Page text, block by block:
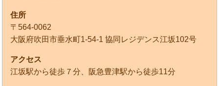
住所
〒564-0062
大阪府吹田市垂水町1-54-1 協同レジデンス江坂102号
アクセス
江坂駅から徒歩７分、阪急豊津駅から徒歩11分